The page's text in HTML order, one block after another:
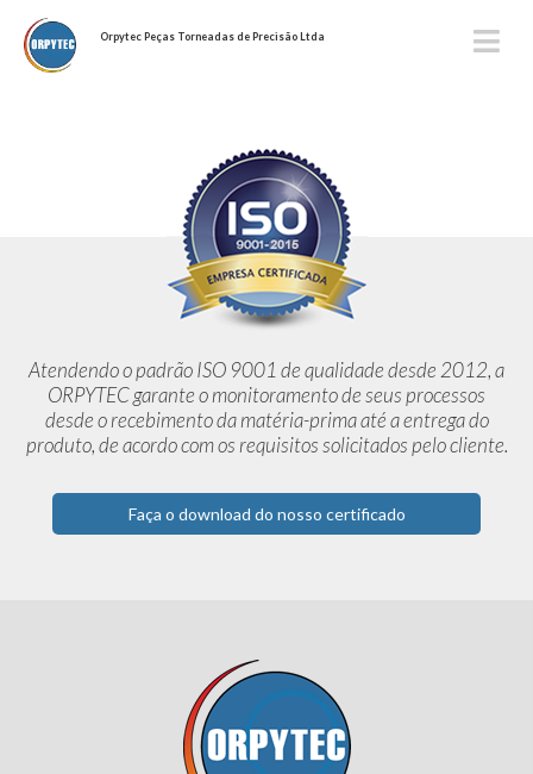
Orpytec Peças Torneadas de Precisão Ltda
Atendendo o padrão ISO 9001 de qualidade desde 2012,a
ORPYTEC garante o monitoramento de seus processos
desde orecebimento da matéria-prima até a entrega do
produto, de acordocom os requisitos solicitados pelo cliente.
Faça o download do nosso certificado